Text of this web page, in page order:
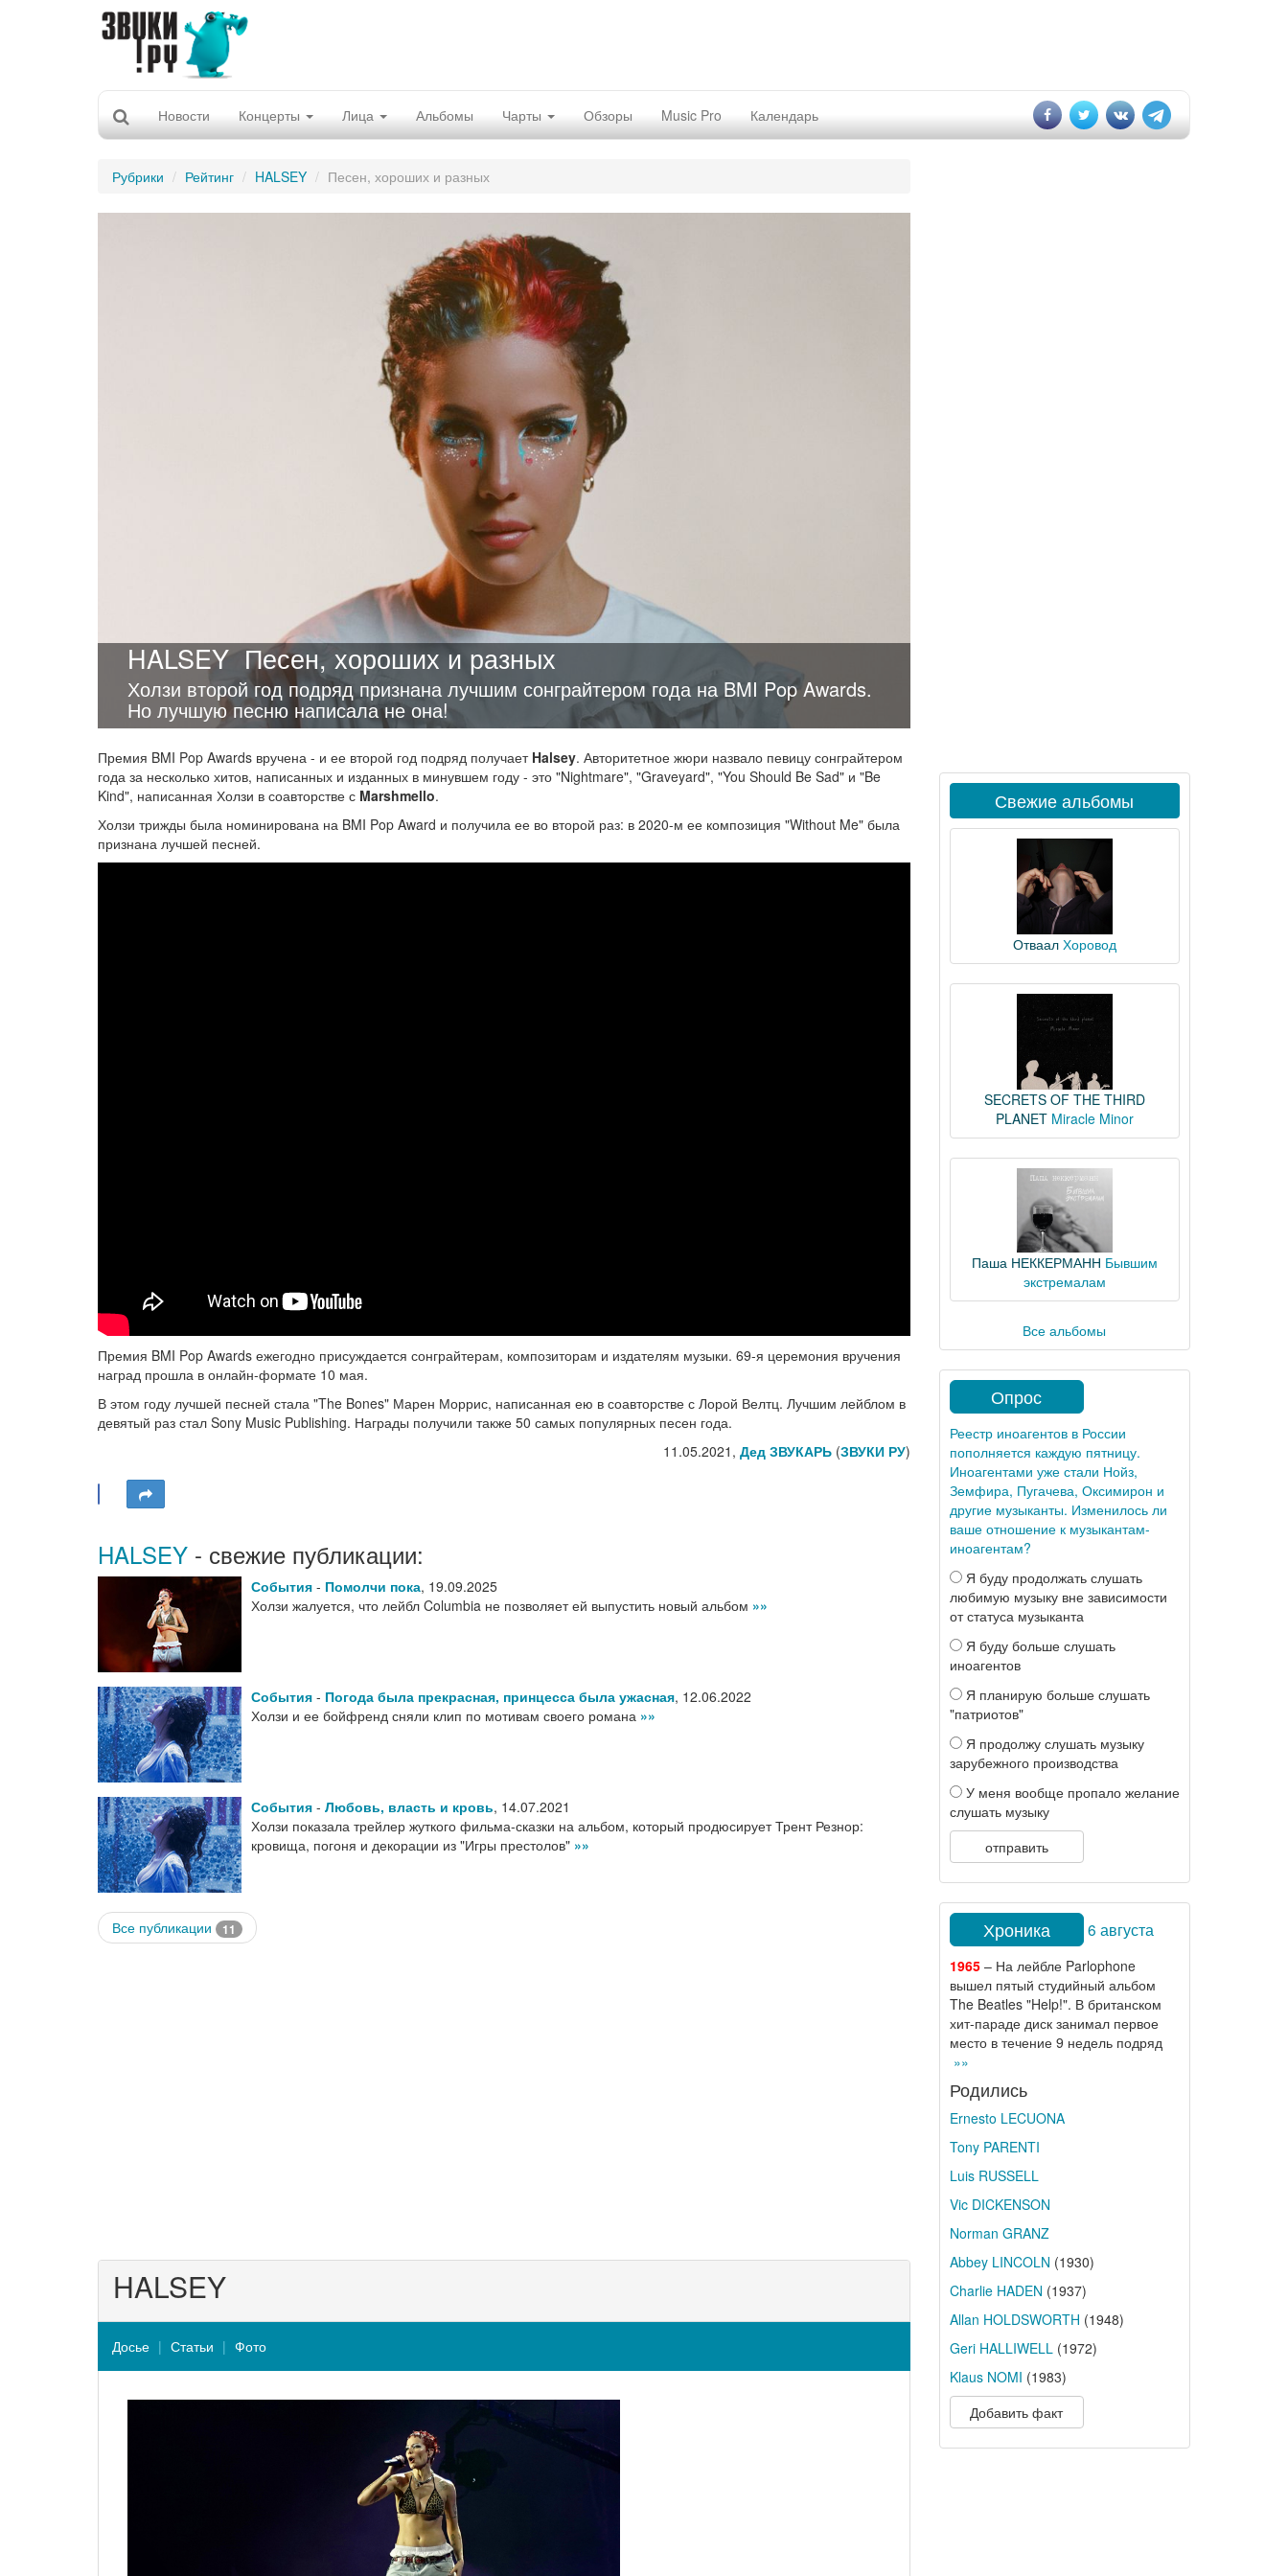
Новости Концерты Лица Альбомы Чарты Обзоры Music Pro Календарь
Рубрики Рейтинг HALSEY Песен, хороших и разных
HALSEY Песен, хороших и разных
Холзи второй год подряд признана лучшим сонграйтером года на BMI Pop Awards.
Но лучшую песню написала не она!
Премия BMI Pop Awards вручена - и ее второй год подряд получает Halsey. Авторитетное жюри назвало певицу сонграйтером
года за несколько хитов, написанных и изданных в минувшем году - это "Nightmare", "Graveyard", "You Should Be Sad" и "Be
Kind", написанная Холзи в соавторстве с Marshmello.
Холзи трижды была номинирована на BMI Pop Award и получила ее во второй раз: в 2020-м ее композиция "Without Me" была
признана лучшей песней.
Премия BMI Pop Awards ежегодно присуждается сонграйтерам, композиторам и издателям музыки. 69-я церемония вручения
наград прошла в онлайн-формате 10 мая.
В этом году лучшей песней стала "The Bones" Марен Моррис, написанная ею в соавторстве с Лорой Велтц. Лучшим лейблом в
девятый раз стал Sony Music Publishing. Награды получили также 50 самых популярных песен года.
11.05.2021, Дед ЗВУКАРЬ(ЗВУКИ РУ)
HALSEY - свежие публикации:
События - Помолчи пока, 19.09.2025
Холзи жалуется, что лейбл Columbia не позволяет ей выпустить новый альбом »»
События - Погода была прекрасная, принцесса была ужасная, 12.06.2022
Холзи и ее бойфренд сняли клип по мотивам своего романа »»
События - Любовь, власть и кровь, 14.07.2021
Холзи показала трейлер жуткого фильма-сказки на альбом, который продюсирует Трент Резнор:
кровища, погоня и декорации из "Игры престолов" »»
Все публикации 11
HALSEY
Досье Статьи Фото
Свежие альбомы
Отваал Хоровод
SECRETS OF THE THIRD
PLANET Miracle Minor
Паша НЕККЕРМАНН Бывшим
экстремалам
Все альбомы
Опрос
Реестр иноагентов в России
пополняется каждую пятницу.
Иноагентами уже стали Нойз,
Земфира, Пугачева, Оксимирон и
другие музыканты. Изменилось ли
ваше отношение к музыкантам-
иноагентам?
Я буду продолжать слушать
любимую музыку вне зависимости
от статуса музыканта
Я буду больше слушать
иноагентов
Я планирую больше слушать
"патриотов"
Я продолжу слушать музыку
зарубежного производства
У меня вообще пропало желание
слушать музыку
отправить
Хроника 6 августа
1965– На лейбле Parlophone
вышел пятый студийный альбом
The Beatles "Help!". В британском
хит-параде диск занимал первое
место в течение 9 недель подряд
»»
Родились
Ernesto LECUONA
Tony PARENTI
Luis RUSSELL
Vic DICKENSON
Norman GRANZ
Abbey LINCOLN (1930)
Charlie HADEN (1937)
Allan HOLDSWORTH (1948)
Geri HALLIWELL(1972)
Klaus NOMI (1983)
Добавить факт